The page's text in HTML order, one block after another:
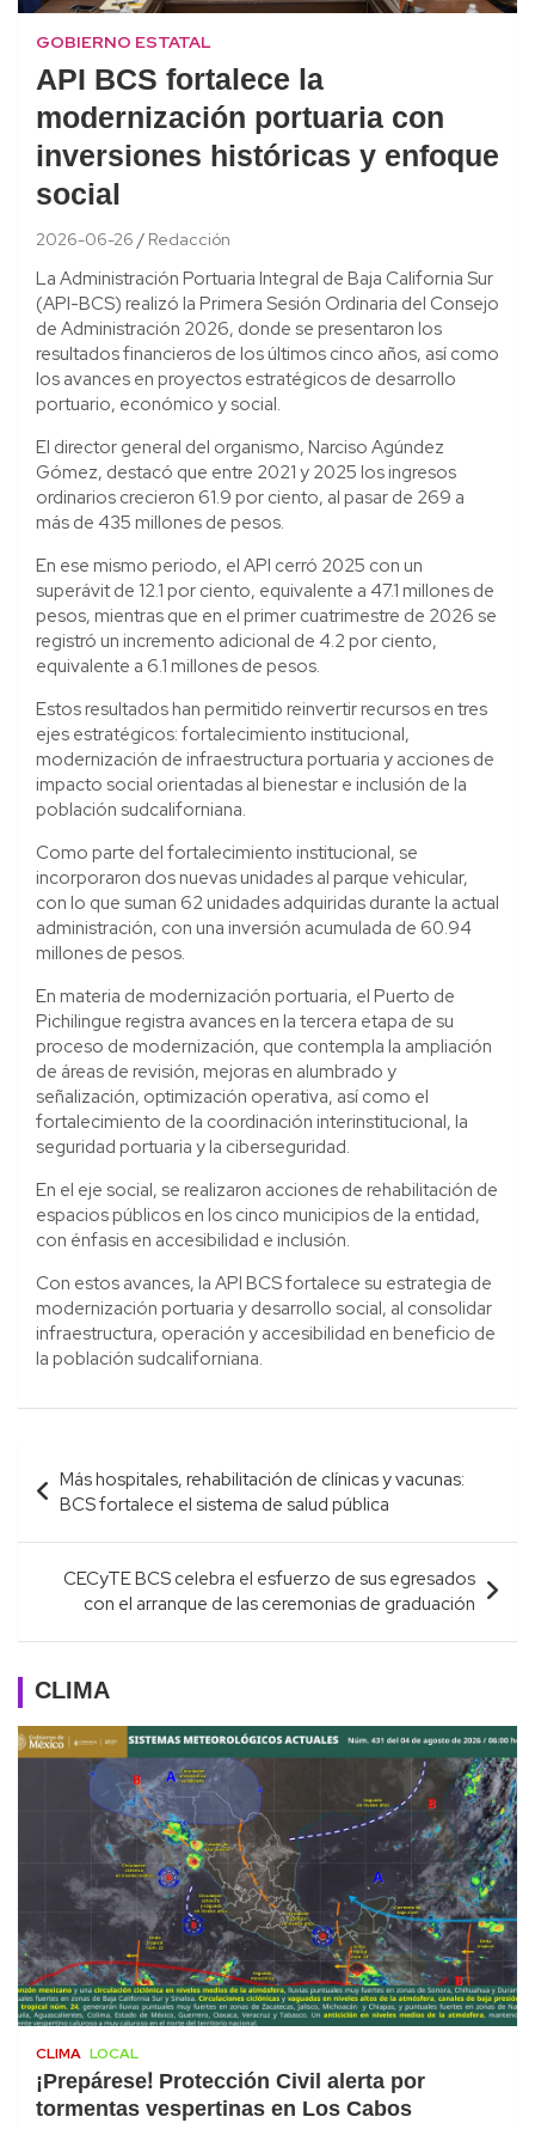
GOBIERNO ESTATAL
API BCS fortalece la
modernización portuaria con
inversiones históricas y enfoque
social
2026-06-26 Redacción
La Administración Portuaria Integral de Baja California Sur
(API-BCS) realizó la Primera Sesión Ordinaria del Consejo
de Administración 2026, donde se presentaron los
resultados financieros de los últimos cinco años, así como
los avances en proyectos estratégicos de desarrollo
portuario, económico y social.
El director general del organismo, Narciso Agúndez
Gómez, destacó que entre 2021 y 2025 los ingresos
ordinarios crecieron 61.9 por ciento, al pasar de 269 a
más de 435 millones de pesos.
En ese mismo periodo, el API cerró 2025 con un
superávit de 12.1 por ciento, equivalente a 47.1 millones de
pesos, mientras que en el primer cuatrimestre de 2026 se
registró un incremento adicional de 4.2 por ciento,
equivalente a 6.1 millones de pesos.
Estos resultados han permitido reinvertir recursos en tres
ejes estratégicos: fortalecimiento institucional,
modernización de infraestructura portuaria y acciones de
impacto social orientadas al bienestar e inclusión de la
población sudcaliforniana.
Como parte del fortalecimiento institucional, se
incorporaron dos nuevas unidades al parque vehicular,
con lo que suman 62 unidades adquiridas durante la actual
administración, con una inversión acumulada de 60.94
millones de pesos.
En materia de modernización portuaria, el Puerto de
Pichilingue registra avances en la tercera etapa de su
proceso de modernización, que contempla la ampliación
de áreas de revisión, mejoras en alumbrado y
señalización, optimización operativa, así como el
fortalecimiento de la coordinación interinstitucional, la
seguridad portuaria y la ciberseguridad.
En el eje social, se realizaron acciones de rehabilitación de
espacios públicos en los cinco municipios de la entidad,
con énfasis en accesibilidad e inclusión.
Con estos avances, la API BCS fortalece su estrategia de
modernización portuaria y desarrollo social, al consolidar
infraestructura, operación y accesibilidad en beneficio de
la población sudcaliforniana.
Navegación
de
entradas
Más hospitales, rehabilitación de clínicas y vacunas:
BCS fortalece el sistema de salud pública
CECyTE BCS celebra el esfuerzo de sus egresados
con el arranque de las ceremonias de graduación
CLIMA
CLIMA LOCAL
¡Prepárese! Protección Civil alerta por
tormentas vespertinas en Los Cabos